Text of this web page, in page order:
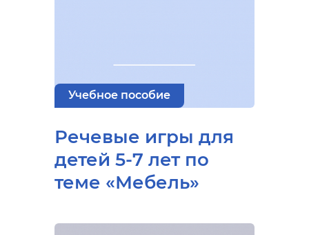
Учебное пособие
Речевые игры для
детей 5-7 лет по
теме «Мебель»